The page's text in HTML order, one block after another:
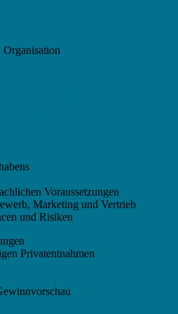
Voraussetzungen
Marketing und Vertrieb
und Risiken
Privatentnahmen